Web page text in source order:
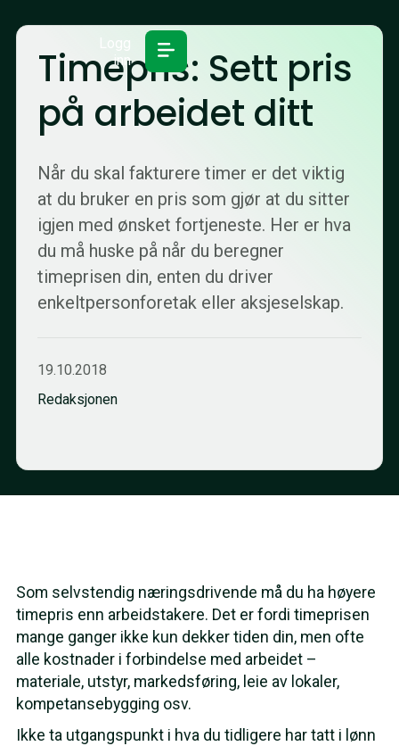
Logg
inn
Timepris: Sett pris
på arbeidet ditt
Når du skal fakturere timer er det viktig
at du bruker en pris som gjør at du sitter
igjen med ønsket fortjeneste. Her er hva
du må huske på når du beregner
timeprisen din, enten du driver
enkeltpersonforetak eller aksjeselskap.
19.10.2018
Redaksjonen
Som selvstendig næringsdrivende må du ha høyere
timepris enn arbeidstakere. Det er fordi timeprisen
mange ganger ikke kun dekker tiden din, men ofte
alle kostnader i forbindelse med arbeidet –
materiale, utstyr, markedsføring, leie av lokaler,
kompetansebygging osv.
Ikke ta utgangspunkt i hva du tidligere har tatt i lønn